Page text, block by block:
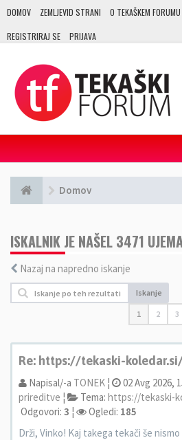
DOMOV ZEMLJEVID STRANI O TEKAŠKEM FORUMU
REGISTRIRAJ SE PRIJAVA
Domov
ISKALNIK JE NAŠEL 3471
Nazaj na napredno iskanje
Iskanje
1 2 3
Re: https://tekaski-
Napisal/-a TONEK ¦ 02 Avg 2026,
prireditve ¦ Tema: https://tekaski-
Odgovori: 3 ¦ Ogledi: 185
Drži, Vinko! Kaj takega tekači še